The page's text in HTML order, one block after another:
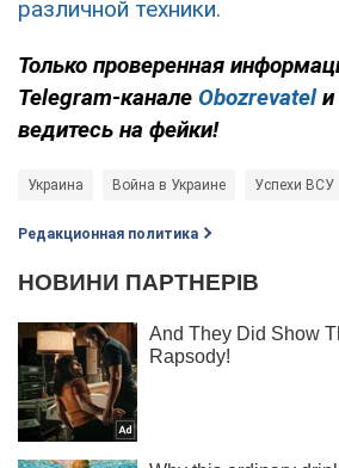
различной техники.
Только проверенная
Telegram-канале Obozrevatelи
ведитесь на фейки!
Украина Война в Украине Успехи ВСУ
Редакционная политика